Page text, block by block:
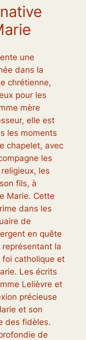
une
dans la
chrétienne,
pour les
mère
elle est
les moments
chapelet, avec
les
les
fils, à
Marie. Cette
dans les
de
en quête
la
catholique et
Les écrits
Lelièvre et
précieuse
et son
des fidèles.
de